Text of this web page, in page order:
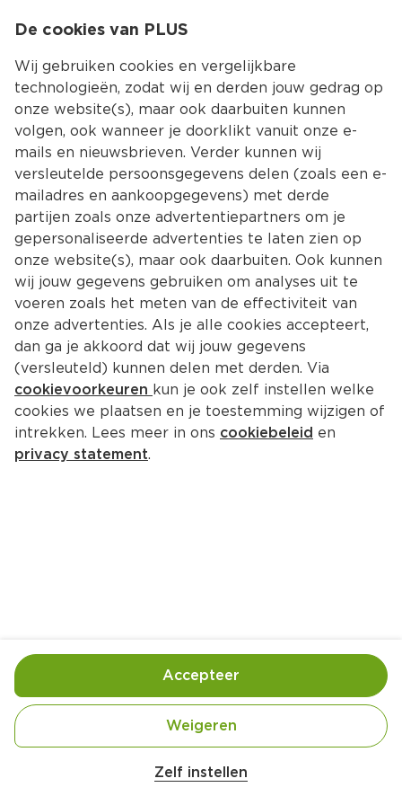
Kies jouw
Terug Producten
PLUS Pita shoarma
Per Zak 140 g  (per kilo €11.36)
Handige informatie over dit product
Beter Leven 1 Ster
Nutri-Score D
De cookies van PLUS
Wij gebruiken cookies en vergelijkbare
technologieën, zodat wij en derden jouw gedrag op
onze website(s), maar ook daarbuiten kunnen
volgen, ook wanneer je doorklikt vanuit onze e-
mails en nieuwsbrieven. Verder kunnen wij
versleutelde persoonsgegevens delen (zoals een e-
mailadres en aankoopgegevens) met derde
partijen zoals onze advertentiepartners om je
gepersonaliseerde advertenties te laten zien op
onze website(s), maar ook daarbuiten. Ook kunnen
wij jouw gegevens gebruiken om analyses uit te
voeren zoals het meten van de effectiviteit van
onze advertenties. Als je alle cookies accepteert,
dan ga je akkoord dat wij jouw gegevens
(versleuteld) kunnen delen met derden. Via
cookievoorkeuren kun je ook zelf instellen welke
cookies we plaatsen en je toestemming wijzigen of
intrekken. Lees meer in ons cookiebeleid en
privacy statement.
Zelf instellen
Weigeren
Accepteer